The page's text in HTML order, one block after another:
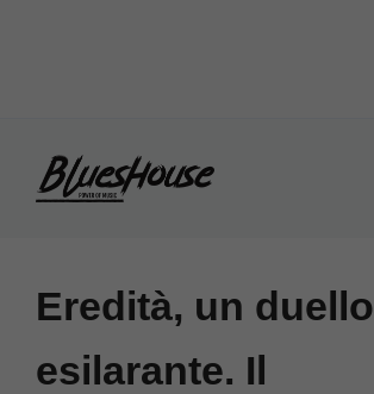
Eredità, un duello
esilarante. Il